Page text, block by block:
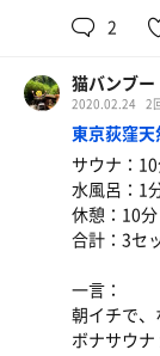
2
猫バンブー
2020.02.24 2
東京荻窪
サウナ：
水風呂：1
休憩：10
合計：3セ
一言：
朝イチで、
ボナサウナ